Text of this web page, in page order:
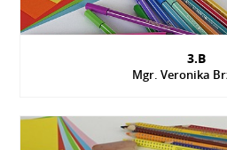
3.B
Mgr. Veronika